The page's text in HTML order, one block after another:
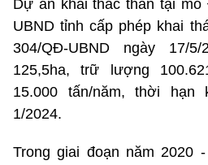
Dự án khai thác than tại
UBND tỉnh cấp phép khai
304/QĐ-UBND ngày 17/
125,5ha, trữ lượng
15.000 tấn/năm, thời hạn
1/2024.
Trong giai đoạn năm 2020